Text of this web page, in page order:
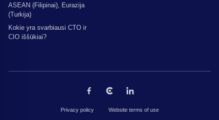
ASEAN (Filipinai), Eurazija
(Turkija)
Kokie yra svarbiausi CTO ir
CIO iššūkiai?
Privacy policy Website terms of use